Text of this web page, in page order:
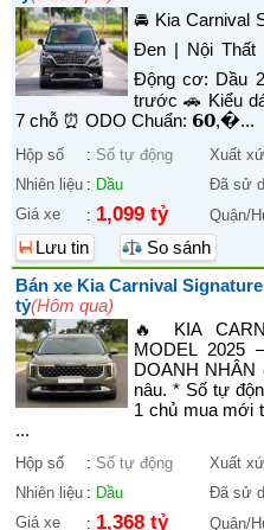
🚘 Kia Carnival
Đen | Nội
Động cơ: Dầu
trước 🚗 Kiểu
7 chỗ ⏰ ODO Chuẩn: 𝟲𝟬,�...
Hộp số : Số tự động Xuất xứ
Nhiên liệu : Dầu Đã sử
Giá xe
: 1,099 tỷ Quận/
Lưu tin
So sánh
Bán xe Kia Carnival
tỷ(Hôm qua)
🔥 KIA
MODEL
DOANH NHÂN
nâu. * Số tự
1 chủ mua mới
...
Hộp số : Số tự động Xuất xứ
Nhiên liệu : Dầu Đã sử
Giá xe
: 1,368 tỷ Quận/